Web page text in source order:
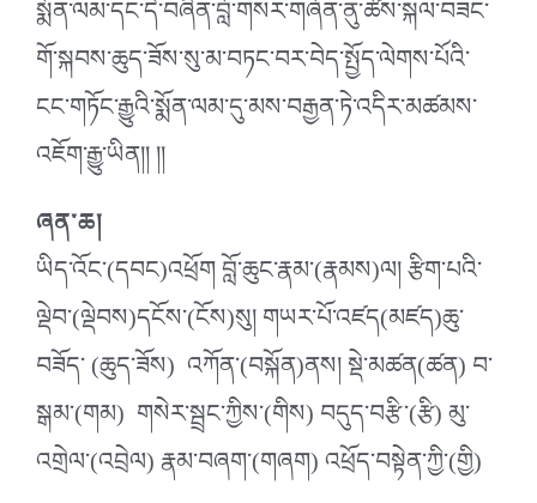
སྨོན་ལམ་དང་དེ་བཞིན་བློ་གསར་གཞོན་ནུ་ཚོས་སྐལ་བཟང་
གོ་སྐབས་ཆུད་ཟོས་སུ་མ་བཏང་བར་བེད་སྤྱོད་ལེགས་པོའི་
ངང་གཏོང་རྒྱུའི་སྨོན་ལམ་དུ་མས་བརྒྱན་ཏེ་འདིར་མཚམས་
འཇོག་རྒྱུ་ཡིན།། །།
ཞན་ཆ།
ཡིད་འོང་(དབང)འཕྲོག བློ་ཆུང་རྣམ་(རྣམས)ལ། རྩིག་པའི་
ལྡེབ་(ལྡེབས)དངོས་(ངོས)སུ། གཡར་པོ་འཛད(མཛད)ཆུ་
བཟོད་ (ཆུད་ཟོས) འཀོན་(བསྐོན)ནས། སྡེ་མཚན(ཚན) བ་
སྒམ་(གམ) གསེར་སྦྲང་ཀྱིས་(གིས) བདུད་བརྩི་(རྩི) མུ་
འགྲེལ་(འབྲེལ) རྣམ་བཞག་(གཞག) འཕྲོད་བསྟེན་ཀྱི་(གྱི)